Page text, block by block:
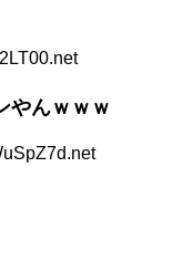
やんｗｗｗ